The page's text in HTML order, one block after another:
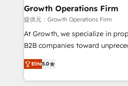
Choose Nexa Cognition? 🚀 HubSpot Expertise: Our
certified team specialises in
marketing automation, and
Custom Solutions: From
HubSpot with your business
Results: We’ve helped
Growth Operations Firm
提供元：Growth Operations Firm
At Growth, we specialize in
B2B companies toward
focus is on fine-tuning and
sales, and marketing
marketing agencies, we dive
Elite5.0